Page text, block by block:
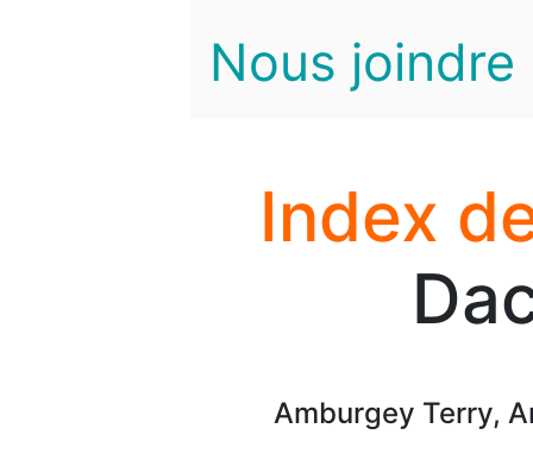
Nous joindre
Index
Amburgey Terry,